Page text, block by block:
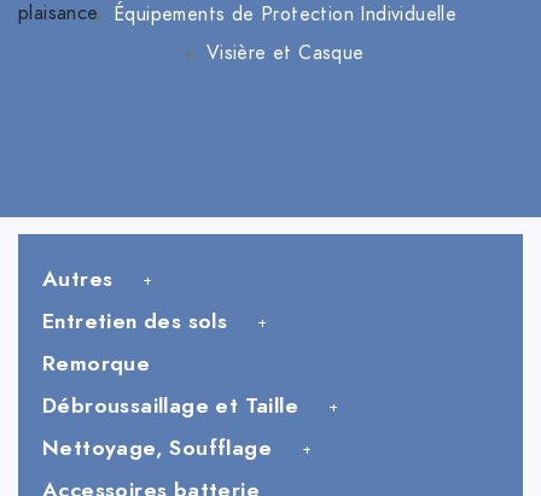
Équipements de Protection Individuelle
Visière et Casque
Autres
Entretien des sols
Remorque
Débroussaillage et Taille
Nettoyage, Soufflage